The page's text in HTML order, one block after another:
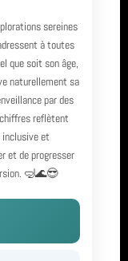
sereines
à toutes
que soit son âge,
naturellement sa
par des
reflètent
et
et de progresser
🤿🌊😎